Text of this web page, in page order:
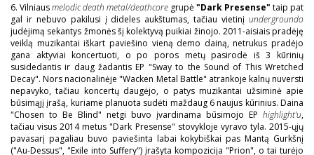
6. Vilniausmelodic death metal/deathcore grupė"Dark Presense" taip pat
gal ir nebuvo pakilusi į dideles aukštumas, tačiau vietinį undergroundo
judėjimą sekantys žmonės šį kolektyvą puikiai žinojo. 2011-aisiais pradėję
veiklą muzikantai iškart paviešino vieną demo dainą, netrukus pradėjo
gana aktyviai koncertuoti, o po poros metų pasirodė iš 3 kūrinių
susidedantis ir daug žadantis EP "Sway to the Sound of This Wretched
Decay". Nors nacionalinėje "Wacken Metal Battle" atrankoje kalnų nuversti
nepavyko, tačiau koncertų daugėjo, o patys muzikantai užsiminė apie
būsimąjį įrašą, kuriame planuota sudėti maždaug 6 naujus kūrinius. Daina
"Chosen to Be Blind" netgi buvo įvardinama būsimojo EP highlight'u,
tačiau visus 2014 metus "Dark Presense" stovykloje vyravo tyla. 2015-ųjų
pavasarį pagaliau buvo paviešinta labai kokybiškai pas Mantą Gurkšnį
("Au-Dessus", "Exile into Suffery") įrašyta kompozicija "Prion", o tai turėjo